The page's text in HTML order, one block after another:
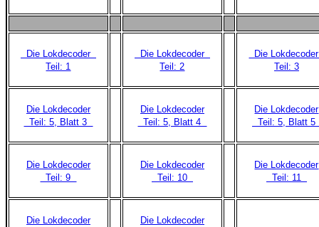
Die Lokdecoder
Teil: 1
Die Lokdecoder
Teil: 2
Die
Teil: 3
Die Lokdecoder
Teil: 5, Blatt 3
Die Lokdecoder
Teil: 5, Blatt 4
Die Lokdecoder
Teil: 5, Blatt
Die Lokdecoder
Teil: 9
Die Lokdecoder
Teil: 10
Die Lokdecoder
Teil: 11
Die Lokdecoder Die Lokdecoder